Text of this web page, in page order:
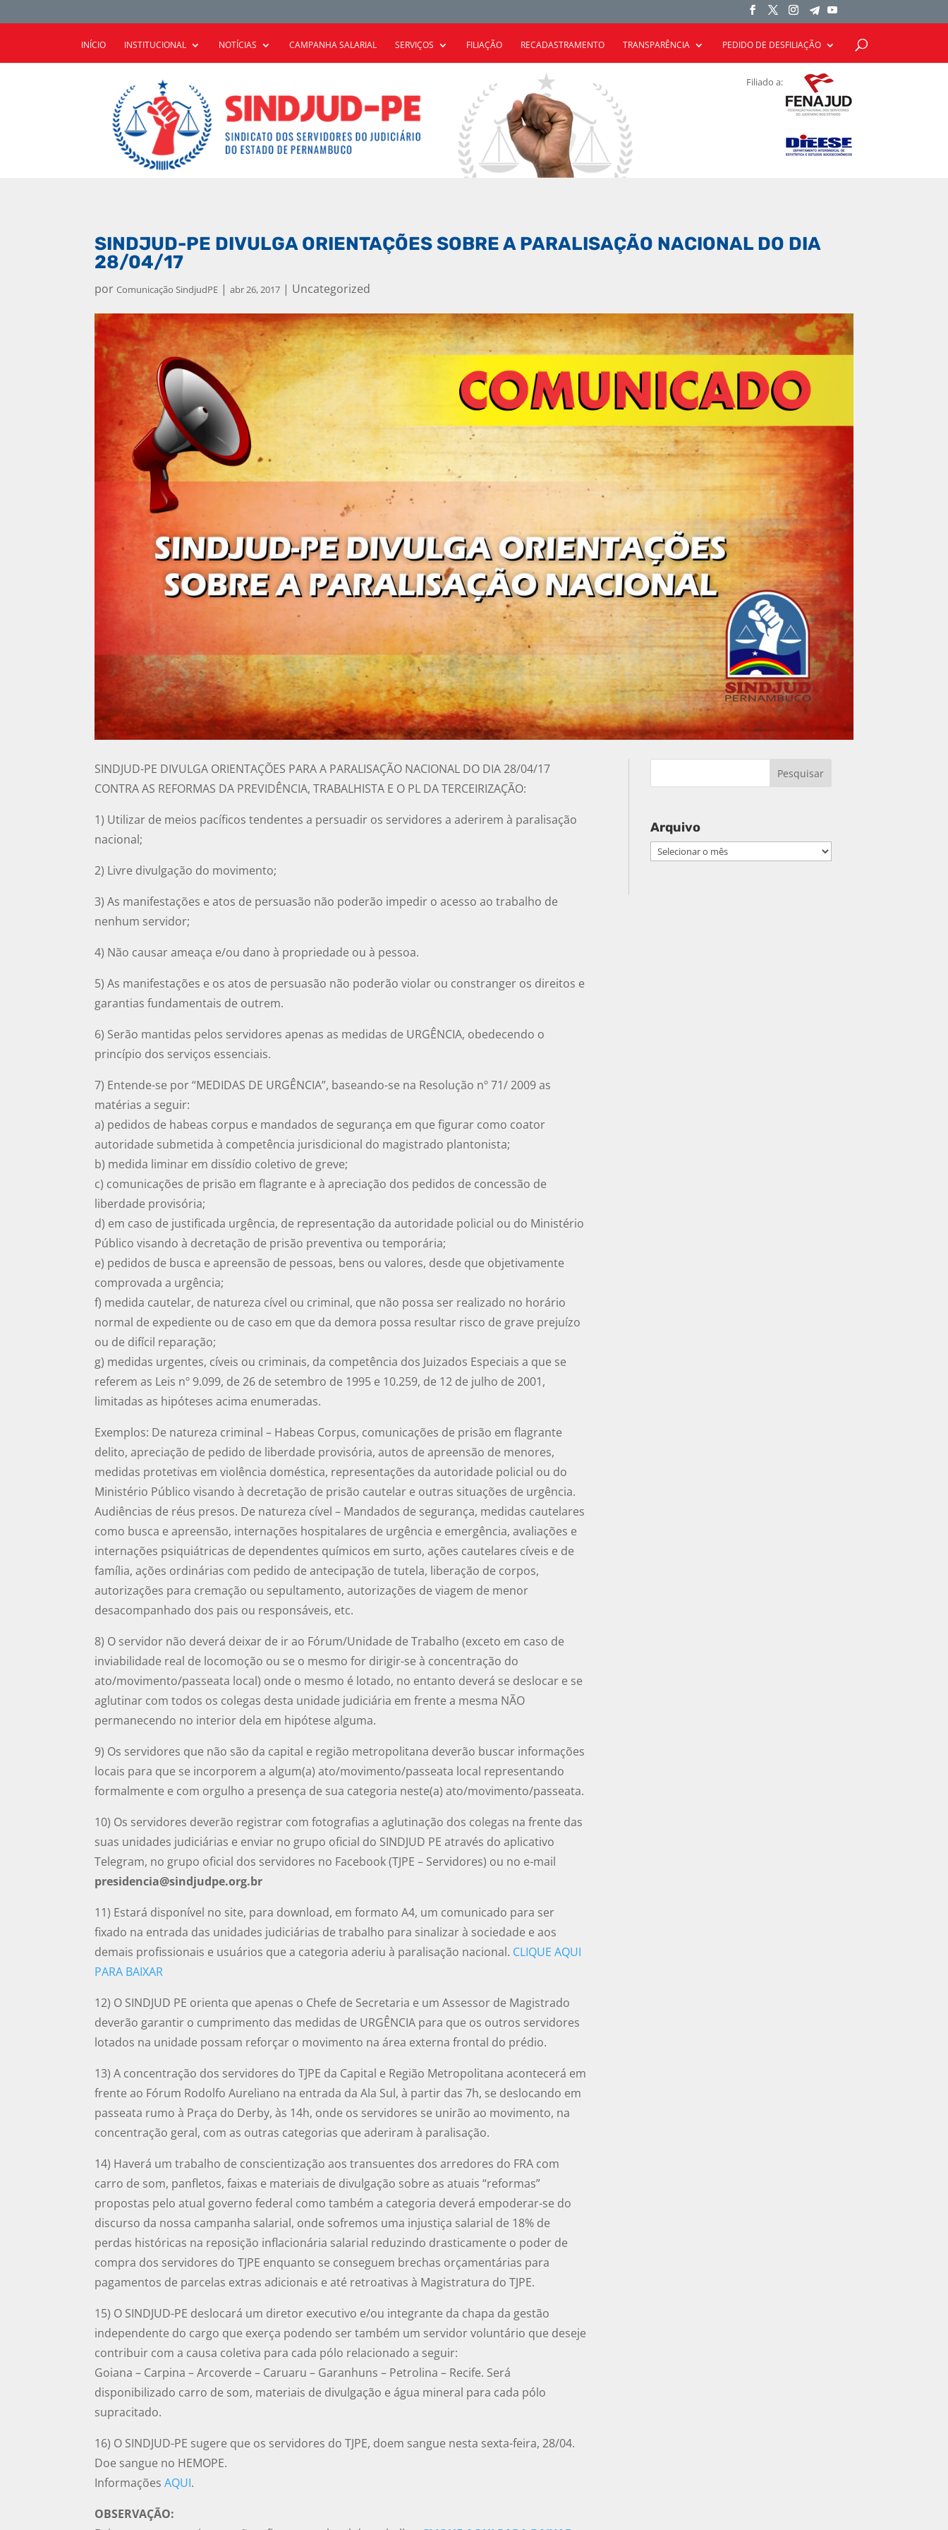
INÍCIO INSTITUCIONAL NOTÍCIAS CAMPANHA SALARIAL SERVIÇOS FILIAÇÃO RECADASTRAMENTO TRANSPARÊNCIA PEDIDO DE DESFILIAÇÃO
Filiado a:
SINDJUD-PE DIVULGA ORIENTAÇÕES SOBRE A PARALISAÇÃO NACIONAL DO DIA
28/04/17
porComunicação SindjudPE |abr 26, 2017 | Uncategorized
SINDJUD-PE DIVULGA ORIENTAÇÕES PARA A PARALISAÇÃO NACIONAL DO DIA 28/04/17
CONTRA AS REFORMAS DA PREVIDÊNCIA, TRABALHISTA E O PL DA TERCEIRIZAÇÃO:
1) Utilizar de meios pacíficos tendentes a persuadir os servidores a aderirem à paralisação
nacional;
2) Livre divulgação do movimento;
3) As manifestações e atos de persuasão não poderão impedir o acesso ao trabalho de
nenhum servidor;
4) Não causar ameaça e/ou dano à propriedade ou à pessoa.
5) As manifestações e os atos de persuasão não poderão violar ou constranger os direitos e
garantias fundamentais de outrem.
6) Serão mantidas pelos servidores apenas as medidas de URGÊNCIA, obedecendo o
princípio dos serviços essenciais.
7) Entende-se por “MEDIDAS DE URGÊNCIA”, baseando-se na Resolução nº 71/ 2009 as
matérias a seguir:
a) pedidos de habeas corpus e mandados de segurança em que figurar como coator
autoridade submetida à competência jurisdicional do magistrado plantonista;
b) medida liminar em dissídio coletivo de greve;
c) comunicações de prisão em flagrante e à apreciação dos pedidos de concessão de
liberdade provisória;
d) em caso de justificada urgência, de representação da autoridade policial ou do Ministério
Público visando à decretação de prisão preventiva ou temporária;
e) pedidos de busca e apreensão de pessoas, bens ou valores, desde que objetivamente
comprovada a urgência;
f) medida cautelar, de natureza cível ou criminal, que não possa ser realizado no horário
normal de expediente ou de caso em que da demora possa resultar risco de grave prejuízo
ou de difícil reparação;
g) medidas urgentes, cíveis ou criminais, da competência dos Juizados Especiais a que se
referem as Leis nº 9.099, de 26 de setembro de 1995 e 10.259, de 12 de julho de 2001,
limitadas as hipóteses acima enumeradas.
Exemplos: De natureza criminal – Habeas Corpus, comunicações de prisão em flagrante
delito, apreciação de pedido de liberdade provisória, autos de apreensão de menores,
medidas protetivas em violência doméstica, representações da autoridade policial ou do
Ministério Público visando à decretação de prisão cautelar e outras situações de urgência.
Audiências de réus presos. De natureza cível – Mandados de segurança, medidas cautelares
como busca e apreensão, internações hospitalares de urgência e emergência, avaliações e
internações psiquiátricas de dependentes químicos em surto, ações cautelares cíveis e de
família, ações ordinárias com pedido de antecipação de tutela, liberação de corpos,
autorizações para cremação ou sepultamento, autorizações de viagem de menor
desacompanhado dos pais ou responsáveis, etc.
8) O servidor não deverá deixar de ir ao Fórum/Unidade de Trabalho (exceto em caso de
inviabilidade real de locomoção ou se o mesmo for dirigir-se à concentração do
ato/movimento/passeata local) onde o mesmo é lotado, no entanto deverá se deslocar e se
aglutinar com todos os colegas desta unidade judiciária em frente a mesma NÃO
permanecendo no interior dela em hipótese alguma.
9) Os servidores que não são da capital e região metropolitana deverão buscar informações
locais para que se incorporem a algum(a) ato/movimento/passeata local representando
formalmente e com orgulho a presença de sua categoria neste(a) ato/movimento/passeata.
10) Os servidores deverão registrar com fotografias a aglutinação dos colegas na frente das
suas unidades judiciárias e enviar no grupo oficial do SINDJUD PE através do aplicativo
Telegram, no grupo oficial dos servidores no Facebook (TJPE – Servidores) ou no e-mail
presidencia@sindjudpe.org.br
11) Estará disponível no site, para download, em formato A4, um comunicado para ser
fixado na entrada das unidades judiciárias de trabalho para sinalizar à sociedade e aos
demais profissionais e usuários que a categoria aderiu à paralisação nacional. CLIQUE AQUI
PARA BAIXAR
12) O SINDJUD PE orienta que apenas o Chefe de Secretaria e um Assessor de Magistrado
deverão garantir o cumprimento das medidas de URGÊNCIA para que os outros servidores
lotados na unidade possam reforçar o movimento na área externa frontal do prédio.
13) A concentração dos servidores do TJPE da Capital e Região Metropolitana acontecerá em
frente ao Fórum Rodolfo Aureliano na entrada da Ala Sul, à partir das 7h, se deslocando em
passeata rumo à Praça do Derby, às 14h, onde os servidores se unirão ao movimento, na
concentração geral, com as outras categorias que aderiram à paralisação.
14) Haverá um trabalho de conscientização aos transuentes dos arredores do FRA com
carro de som, panfletos, faixas e materiais de divulgação sobre as atuais “reformas”
propostas pelo atual governo federal como também a categoria deverá empoderar-se do
discurso da nossa campanha salarial, onde sofremos uma injustiça salarial de 18% de
perdas históricas na reposição inflacionária salarial reduzindo drasticamente o poder de
compra dos servidores do TJPE enquanto se conseguem brechas orçamentárias para
pagamentos de parcelas extras adicionais e até retroativas à Magistratura do TJPE.
15) O SINDJUD-PE deslocará um diretor executivo e/ou integrante da chapa da gestão
independente do cargo que exerça podendo ser também um servidor voluntário que deseje
contribuir com a causa coletiva para cada pólo relacionado a seguir:
Goiana – Carpina – Arcoverde – Caruaru – Garanhuns – Petrolina – Recife. Será
disponibilizado carro de som, materiais de divulgação e água mineral para cada pólo
supracitado.
16) O SINDJUD-PE sugere que os servidores do TJPE, doem sangue nesta sexta-feira, 28/04.
Doe sangue no HEMOPE.
InformaçõesAQUI.
OBSERVAÇÃO:
Arquivo
Arquivo